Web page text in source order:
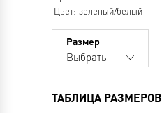
Цвет: зеленый/белый
Размер
Выбрать
ТАБЛИЦА РАЗМЕРОВ